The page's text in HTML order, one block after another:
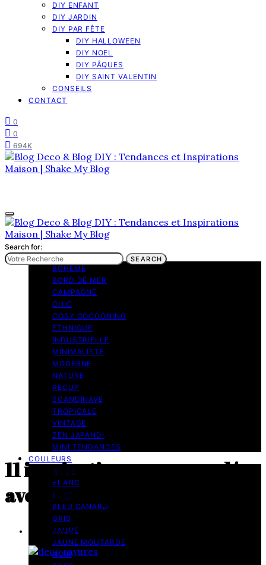
DIY ENFANT
DIY JARDIN
DIY PAR FÊTE
DIY HALLOWEEN
DIY NOEL
DIY PÂQUES
DIY SAINT VALENTIN
CONSEILS
CONTACT
0
0
694K
TENDANCES
BOHEME
BORD DE MER
CAMPAGNE
CHIC
COSY COCOONING
ETHNIQUE
INDUSTRIELLE
MINIMALISTE
MODERNE
NATURE
RECUP
SCANDINAVE
TROPICALE
VINTAGE
ZEN JAPANDI
MINI TENDANCES
COULEURS
BEIGE
BLANC
BLEU
BLEU CANARD
GRIS
JAUNE
JAUNE MOUTARDE
NOIR
Search for:
SEARCH
11 inspirations pour une déco
avec des rayures
10 minutes de lecture